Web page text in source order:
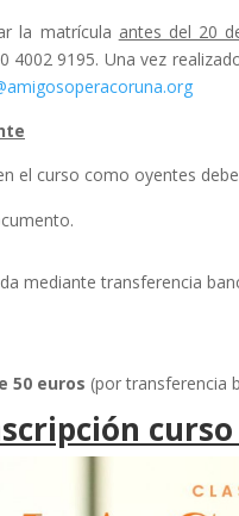
la matrícula antes del 20
4002 9195. Una vez
el curso como oyentes
mediante transferencia
50 euros (por transferencia